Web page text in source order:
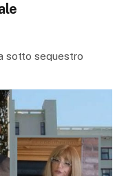
sotto sequestro